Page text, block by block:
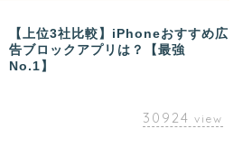
【上位3社比較】iPhoneおすすめ広
告ブロックアプリは？【最強
No.1】
30924 view